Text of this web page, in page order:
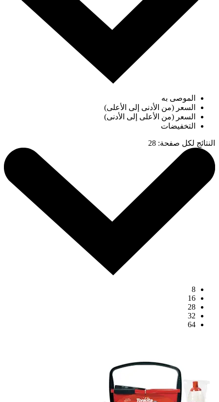
الموصى به
السعر (من الأدنى إلى الأعلى)
السعر (من الأعلى إلى الأدنى)
التخفيضات
النتائج لكل صفحة:
28
8
16
28
32
64